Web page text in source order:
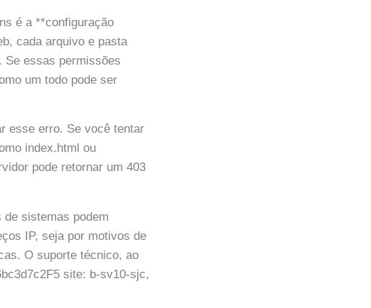
é a **configuração
cada arquivo e pasta
Se essas permissões
um todo pode ser
esse erro. Se você tentar
index.html ou
pode retornar um 403
sistemas podem
IP, seja por motivos de
O suporte técnico, ao
site: b-sv10-sjc,